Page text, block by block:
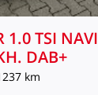
1.0TSI NAVI
DAB+
km